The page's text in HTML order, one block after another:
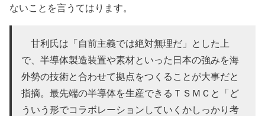
ないことを言うてはります。
甘利氏は「自前主義では絶対無理だ」とした上
で、半導体製造装置や素材といった日本の強みを海
外勢の技術と合わせて拠点をつくることが大事だと
指摘。最先端の半導体を生産できるＴＳＭＣと「ど
ういう形でコラボレーションしていくかしっかり考